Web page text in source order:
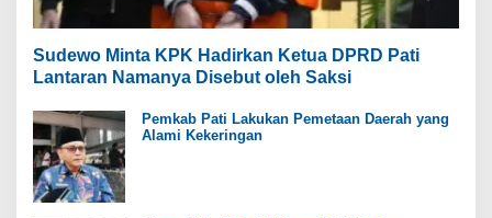
Sudewo Minta KPK Hadirkan Ketua DPRD Pati
Lantaran Namanya Disebut oleh Saksi
Pemkab Pati Lakukan Pemetaan Daerah yang
Alami Kekeringan